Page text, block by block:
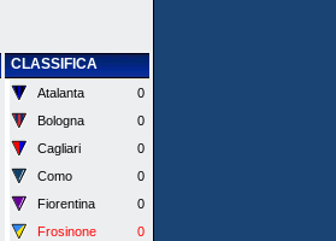
CLASSIFICA
Atalanta
0
Bologna
0
Cagliari
0
Como
0
Fiorentina
0
Frosinone
0